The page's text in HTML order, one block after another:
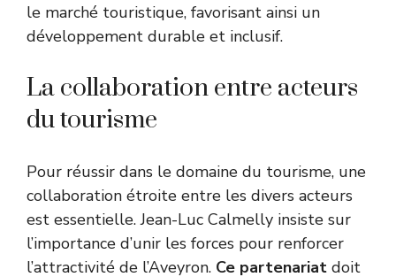
le marché touristique, favorisant ainsi un
développement durable et inclusif.
La collaboration entre acteurs
du tourisme
Pour réussir dans le domaine du tourisme, une
collaboration étroite entre les divers acteurs
est essentielle. Jean-Luc Calmelly insiste sur
l’importance d’unir les forces pour renforcer
l’attractivité de l’Aveyron. Ce partenariat doit